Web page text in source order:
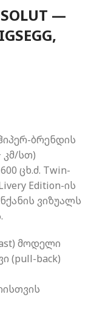
—
ბრენდის
კმ/სთ)
ცხ.ძ. Twin-
Edition-ის
ვიზუალს
მოდელი
(pull-back)